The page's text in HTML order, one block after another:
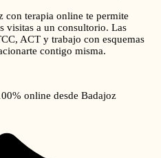
con terapia online te permite
visitas a un consultorio. Las
ACT y trabajo con esquemas
contigo misma.
online desde Badajoz